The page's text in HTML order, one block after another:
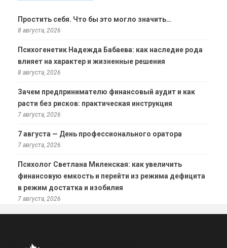
Простить себя. Что бы это могло значить…
8 августа, 2026
Психогенетик Надежда Бабаева: как наследие рода
влияет на характер и жизненные решения
8 августа, 2026
Зачем предпринимателю финансовый аудит и как
расти без рисков: практическая инструкция
7 августа, 2026
7 августа — День профессионального оратора
7 августа, 2026
Психолог Светлана Миленская: как увеличить
финансовую емкость и перейти из режима дефицита
в режим достатка и изобилия
7 августа, 2026